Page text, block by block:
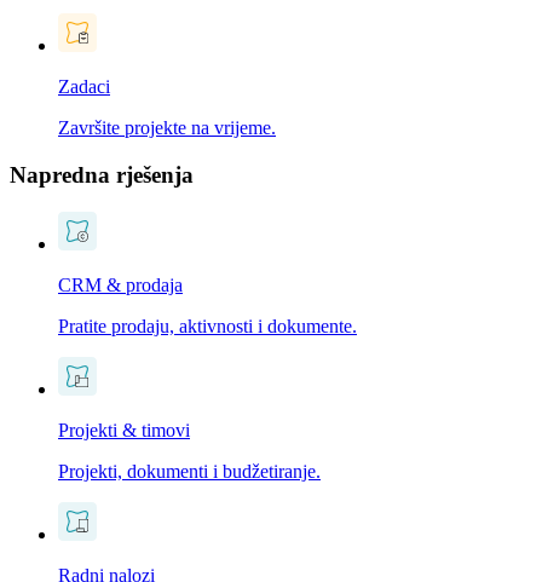
Zadaci
Završite projekte na vrijeme.
Napredna rješenja
CRM & prodaja
Pratite prodaju, aktivnosti i dokumente.
Projekti & timovi
Projekti, dokumenti i budžetiranje.
Radni nalozi